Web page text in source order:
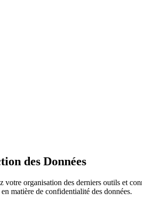
des Données
organisation des derniers outils et
matière de confidentialité des données.